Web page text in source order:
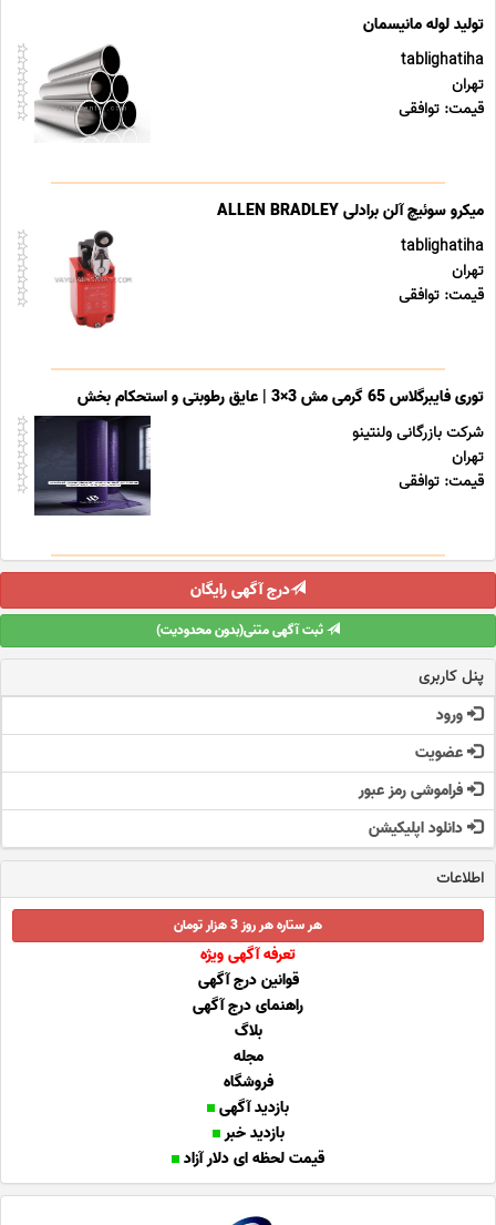
تولید لوله مانیسمان
tablighatiha
تهران
قیمت: توافقی
میکرو سوئیچ آلن برادلی ALLEN BRADLEY
tablighatiha
تهران
قیمت: توافقی
توری فایبرگلاس 65 گرمی مش 3×3 | عایق رطوبتی و استحکام بخش
شرکت بازرگانی ولنتینو
تهران
قیمت: توافقی
درج آگهی رایگان
ثبت آگهی متنی(بدون محدودیت)
پنل کاربری
ورود
عضویت
فراموشی رمز عبور
دانلود اپلیکیشن
اطلاعات
هر ستاره هر روز 3 هزار تومان
تعرفه آگهی ویژه
قوانین درج آگهی
راهنمای درج آگهی
بلاگ
مجله
فروشگاه
بازدید آگهی
بازدید خبر
قیمت لحظه ای دلار آزاد